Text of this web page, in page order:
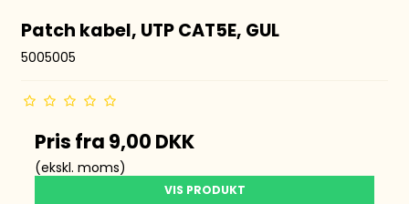
Patch kabel, UTP CAT5E, GUL
5005005
Pris fra 9,00 DKK
(ekskl. moms)
VIS PRODUKT